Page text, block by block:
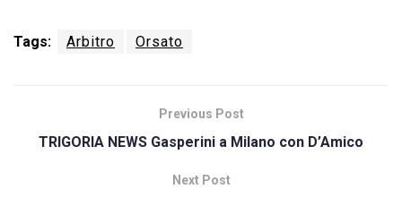
Tags: Arbitro Orsato
Previous Post
TRIGORIA NEWS Gasperini a Milano con D’Amico
Next Post